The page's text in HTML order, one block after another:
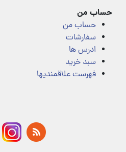
حساب من
حساب من
سفارشات
ادرس ها
سبد خرید
فهرست علاقمندیها